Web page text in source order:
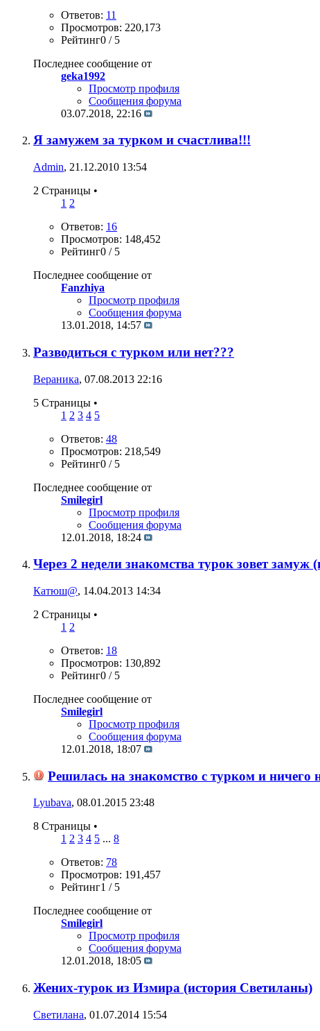
Ответов: 11
Просмотров: 220,173
Рейтинг0 / 5
Последнее сообщение от
geka1992
Просмотр профиля
Сообщения форума
03.07.2018, 22:16
Я замужем за турком и счастлива!!!
Admin, 21.12.2010 13:54
2 Страницы •
1 2
Ответов: 16
Просмотров: 148,452
Рейтинг0 / 5
Последнее сообщение от
Fanzhiya
Просмотр профиля
Сообщения форума
13.01.2018, 14:57
Разводиться с турком или нет???
Вераника, 07.08.2013 22:16
5 Страницы •
1 2 3 4 5
Ответов: 48
Просмотров: 218,549
Рейтинг0 / 5
Последнее сообщение от
Smilegirl
Просмотр профиля
Сообщения форума
12.01.2018, 18:24
Через 2 недели знакомства турок зовет
Катюш@, 14.04.2013 14:34
2 Страницы •
1 2
Ответов: 18
Просмотров: 130,892
Рейтинг0 / 5
Последнее сообщение от
Smilegirl
Просмотр профиля
Сообщения форума
12.01.2018, 18:07
Решилась на знакомство с турком и
Lyubava, 08.01.2015 23:48
8 Страницы •
1 2 3 4 5 ... 8
Ответов: 78
Просмотров: 191,457
Рейтинг1 / 5
Последнее сообщение от
Smilegirl
Просмотр профиля
Сообщения форума
12.01.2018, 18:05
Жених-турок из Измира (история Светиланы)
Светилана, 01.07.2014 15:54